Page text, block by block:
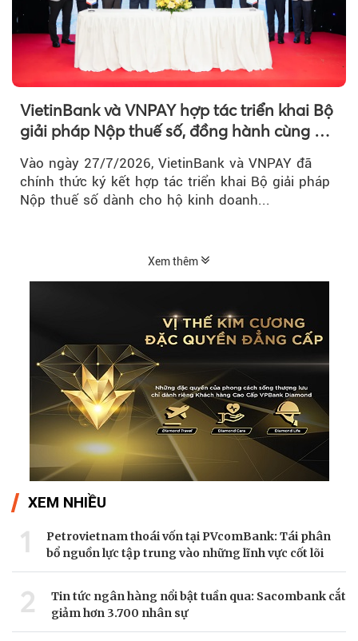
VietinBank và VNPAY hợp tác triển khai Bộ
giải pháp Nộp thuế số, đồng hành cùng hộ
Vào ngày 27/7/2026, VietinBank và VNPAY đã
chính thức ký kết hợp tác triển khai Bộ giải pháp
Nộp thuế số dành cho hộ kinh doanh...
Xem thêm
XEM NHIỀU
1
Petrovietnam thoái vốn tại PVcomBank: Tái phân
bổ nguồn lực tập trung vào những lĩnh vực cốt lõi
2
Tin tức ngân hàng nổi bật tuần qua: Sacombank cắt
giảm hơn 3.700 nhân sự